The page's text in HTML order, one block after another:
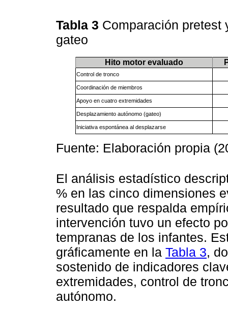
Tabla 3 Comparación pretest
gateo
Hito motor evaluado
Control de tronco
Coordinación de miembros
Apoyo en cuatro extremidades
Desplazamiento autónomo (gateo)
Iniciativa espontánea al desplazarse
Fuente: Elaboración propia
El análisis estadístico
% en las cinco dimensiones
resultado que respalda
intervención tuvo un efecto
tempranas de los infantes.
gráficamente en la Tabla 3,
sostenido de indicadores
extremidades, control de
autónomo.